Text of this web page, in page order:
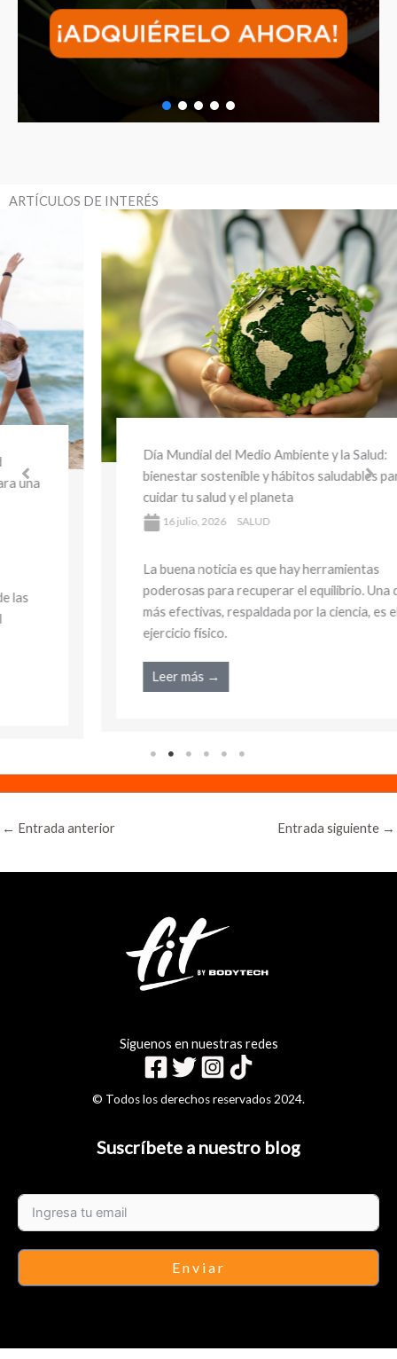
ARTÍCULOS DE INTERÉS
Día Mundial del Medio Ambiente y la Salud:
bienestar sostenible y hábitos saludables para
cuidar tu salud y el planeta
SALUD
La buena noticia es que hay herramientas
poderosas para recuperar el equilibrio. Una de las
más efectivas, respaldada por la ciencia, es el
← Entrada anterior Entrada siguiente →
Siguenos en nuestras redes
© Todos los derechos reservados 2024.
Suscríbete a nuestro blog
Enviar